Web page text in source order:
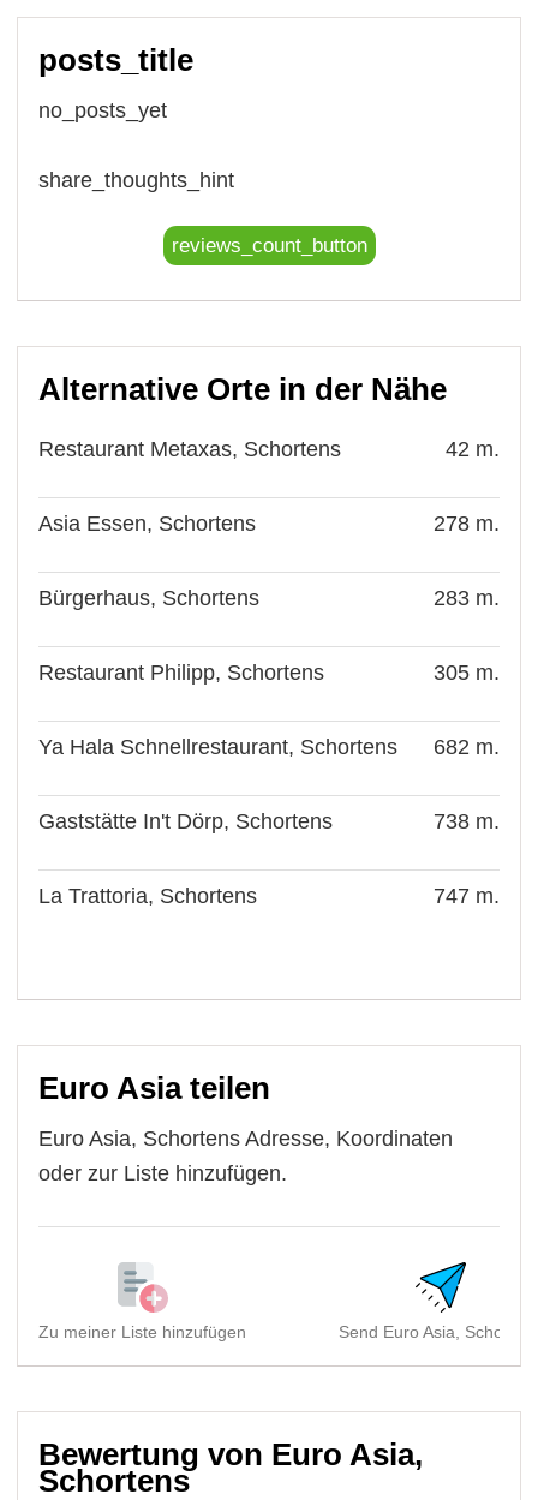
posts_title
no_posts_yet
share_thoughts_hint
reviews_count_button
Alternative Orte in der Nähe
Restaurant Metaxas, Schortens 42 m.
Asia Essen, Schortens 278 m.
Bürgerhaus, Schortens 283 m.
Restaurant Philipp, Schortens 305 m.
Ya Hala Schnellrestaurant, Schortens 682 m.
Gaststätte In't Dörp, Schortens 738 m.
La Trattoria, Schortens 747 m.
Euro Asia teilen
Euro Asia, Schortens Adresse, Koordinaten
oder zur Liste hinzufügen.
Zu meiner Liste hinzufügen Send Euro Asia,
Bewertung von Euro Asia,
Schortens